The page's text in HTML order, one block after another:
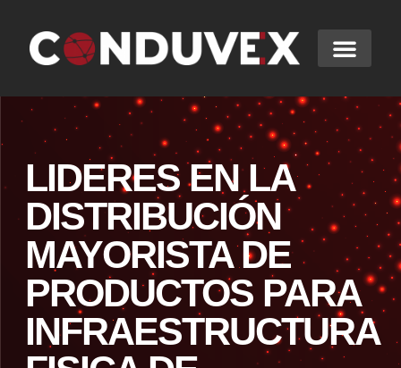
LIDERES EN LA
DISTRIBUCIÓN
MAYORISTA DE
PRODUCTOS PARA
INFRAESTRUCTURA